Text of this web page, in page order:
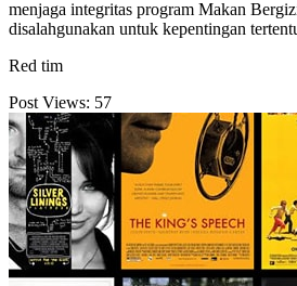
menjaga integritas program Makan
disalahgunakan untuk kepentingan
Red tim
Post Views: 57